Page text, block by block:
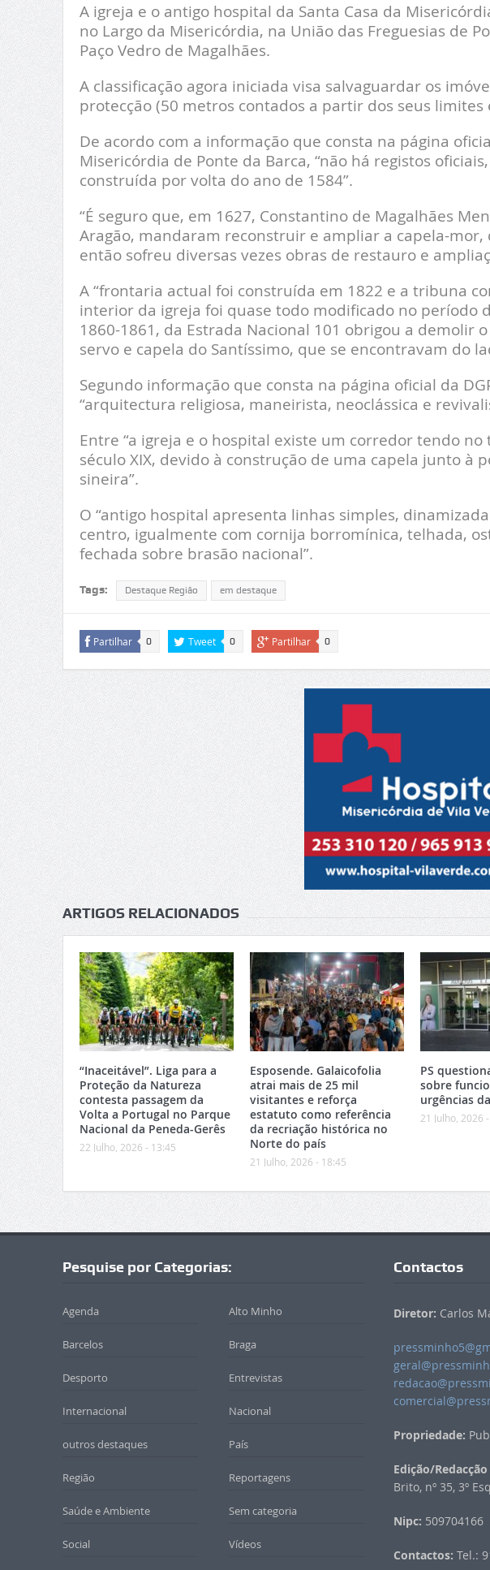
A igreja e o antigo hospital da Santa Casa da
no Largo da Misericórdia, na União das Freguesias de
Paço Vedro de Magalhães.
A classificação agora iniciada visa salvaguardar os
protecção (50 metros contados a partir dos seus limites
De acordo com a informação que consta na página
Misericórdia de Ponte da Barca, “não há registos
construída por volta do ano de 1584”.
“É seguro que, em 1627, Constantino de Magalhães
Aragão, mandaram reconstruir e ampliar a capela-mor,
então sofreu diversas vezes obras de restauro e
A “frontaria actual foi construída em 1822 e a tribuna
interior da igreja foi quase todo modificado no período
1860-1861, da Estrada Nacional 101 obrigou a demolir
servo e capela do Santíssimo, que se encontravam do
Segundo informação que consta na página oficial da
“arquitectura religiosa, maneirista, neoclássica e
Entre “a igreja e o hospital existe um corredor tendo
século XIX, devido à construção de uma capela junto à
sineira”.
O “antigo hospital apresenta linhas simples,
centro, igualmente com cornija borromínica, telhada,
fechada sobre brasão nacional”.
Tags: Destaque Região em destaque
Partilhar 0 Tweet 0 Partilhar 0
ARTIGOS RELACIONADOS
“Inaceitável”. Liga para a
Proteção da Natureza
contesta passagem da
Volta a Portugal no Parque
Nacional da Peneda-Gerês
22 Julho, 2026 - 13:45
Esposende. Galaicofolia
atrai mais de 25 mil
visitantes e reforça
estatuto como referência
da recriação histórica no
Norte do país
21 Julho, 2026 - 18:45
PS
sobre
urgências
21 Julho, 2026
Pesquise por Categorias:
Agenda Alto Minho
Barcelos Braga
Desporto Entrevistas
Internacional Nacional
outros destaques País
Região Reportagens
Saúde e Ambiente Sem categoria
Social Vídeos
Contactos
Diretor: Carlos
Propriedade:
Edição/
Brito, nº 35, 3º
Nipc: 509704166
Contactos: Tel.: